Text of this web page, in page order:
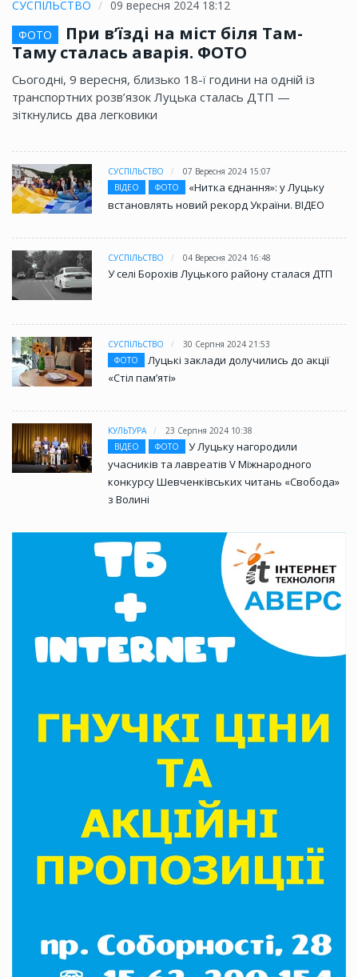
СУСПІЛЬСТВО
09 вересня 2024 18:12
ФОТО
При в’їзді на міст біля Там-
Таму сталась аварія. ФОТО
Сьогодні, 9 вересня, близько 18-ї години на одній із
транспортних розв’язок Луцька сталась ДТП —
зіткнулись два легковики
СУСПІЛЬСТВО
07 Вересня 2024 15:07
ВІДЕО
ФОТО
«Нитка єднання»: у Луцьку
встановлять новий рекорд України. ВІДЕО
СУСПІЛЬСТВО 04 Вересня 2024 16:48
У селі Борохів Луцького району сталася ДТП
СУСПІЛЬСТВО
30 Серпня 2024 21:53
ФОТО
Луцькі заклади долучились до акції
«Стіл памʼяті»
КУЛЬТУРА
23 Серпня 2024 10:38
ВІДЕО
ФОТО
У Луцьку нагородили
учасників та лавреатів V Міжнародного
конкурсу Шевченківських читань «Свобода»
з Волині